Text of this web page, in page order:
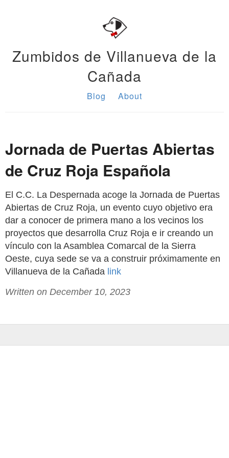
Zumbidos de Villanueva de la
Cañada
Blog About
Jornada de Puertas Abiertas
de Cruz Roja Española
El C.C. La Despernada acoge la Jornada de Puertas
Abiertas de Cruz Roja, un evento cuyo objetivo era
dar a conocer de primera mano a los vecinos los
proyectos que desarrolla Cruz Roja e ir creando un
vínculo con la Asamblea Comarcal de la Sierra
Oeste, cuya sede se va a construir próximamente en
Villanueva de la Cañada link
Written on December 10, 2023